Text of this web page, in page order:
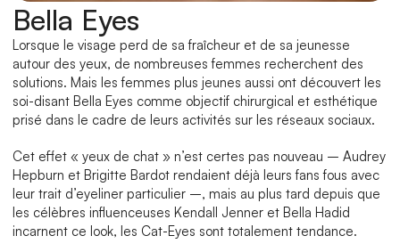
Bella Eyes
Lorsque le visage perd de sa fraîcheur et de sa jeunesse
autour des yeux, de nombreuses femmes recherchent des
solutions. Mais les femmes plus jeunes aussi ont découvert les
soi-disant Bella Eyes comme objectif chirurgical et esthétique
prisé dans le cadre de leurs activités sur les réseaux sociaux.
Cet effet « yeux de chat » n’est certes pas nouveau – Audrey
Hepburn et Brigitte Bardot rendaient déjà leurs fans fous avec
leur trait d’eyeliner particulier –, mais au plus tard depuis que
les célèbres influenceuses Kendall Jenner et Bella Hadid
incarnent ce look, les Cat-Eyes sont totalement tendance.